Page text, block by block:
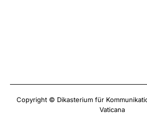
Copyright © Dikasterium für
Vaticana